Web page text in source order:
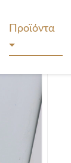
Προϊόντα